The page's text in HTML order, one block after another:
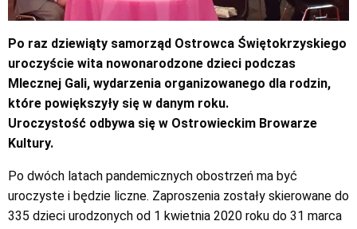
Po raz dziewiąty samorząd Ostrowca Świętokrzyskiego
uroczyście wita nowonarodzone dzieci podczas
Mlecznej Gali, wydarzenia organizowanego dla rodzin,
które powiększyły się w danym roku.
Uroczystość odbywa się w Ostrowieckim Browarze
Kultury.
Po dwóch latach pandemicznych obostrzeń ma być
uroczyste i będzie liczne. Zaproszenia zostały skierowane do
335 dzieci urodzonych od 1 kwietnia 2020 roku do 31 marca